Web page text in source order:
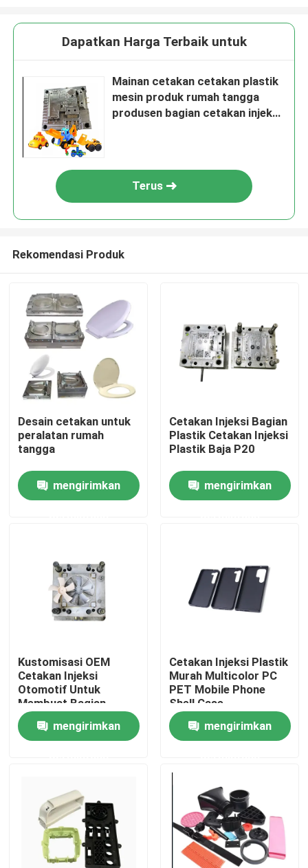
Rumah
Tur Pabrik
Hubungi Kami
Berita
Cetakan Injeksi Otomatis
Bagian peralatan rumah tangga Cetakan injeksi
Dapatkan Harga Terbaik untuk
Mainan cetakan cetakan plastik
mesin produk rumah tangga
produsen bagian cetakan injeksi
Terus
Rekomendasi Produk
Desain cetakan untuk
peralatan rumah
tangga
mengirimkan
Cetakan Injeksi Bagian
Plastik Cetakan Injeksi
Plastik Baja P20
mengirimkan
Kustomisasi OEM
Cetakan Injeksi
Otomotif Untuk
Membuat Bagian
Platic
mengirimkan
Cetakan Injeksi Plastik
Murah Multicolor PC
PET Mobile Phone
Shell Case
mengirimkan